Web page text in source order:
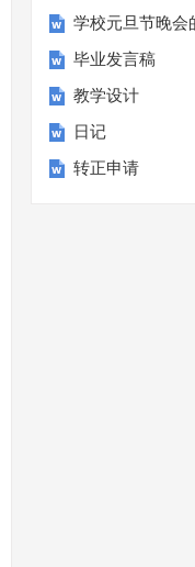
篇)
学校元旦节晚会
主持稿
毕业发言稿
教学设计
日记
转正申请